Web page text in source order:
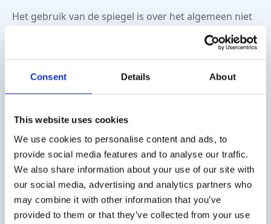
Consent Details About
This website uses cookies
We use cookies to personalise content and ads, to
provide social media features and to analyse our traffic.
We also share information about your use of our site with
our social media, advertising and analytics partners who
may combine it with other information that you’ve
provided to them or that they’ve collected from your use
Het gebruik van de spiegel is over het algemeen niet
pijnlijk, maar kan ongemakkelijk zijn voor de patiënt.
Daarom is het belangrijk dat de arts de patiënt goed
voorbereidt op de procedure en zorgvuldig te werk
gaat.
open mond zitten of liggen met het hoofd naar
achteren gekanteld. De arts zal de keelspiegel
voorzichtig in de mond van de patiënt plaatsen en de
spiegel op de juiste manier positioneren.